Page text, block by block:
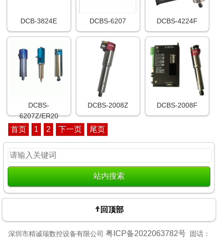
DCB-3824E DCBS-6207 DCBS-4224F
DCBS-
6207Z/ER20
DCBS-2008Z DCBS-2008F
首页 1 2 下一页 尾页
回顶部
深圳市精诚瑞数控设备有限公司 粤ICP备2022063782号固话：